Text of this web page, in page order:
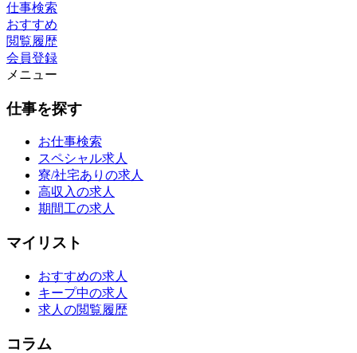
仕事検索
おすすめ
閲覧履歴
会員登録
メニュー
仕事を探す
お仕事検索
スペシャル求人
寮/社宅ありの求人
高収入の求人
期間工の求人
マイリスト
おすすめの求人
キープ中の求人
求人の閲覧履歴
コラム